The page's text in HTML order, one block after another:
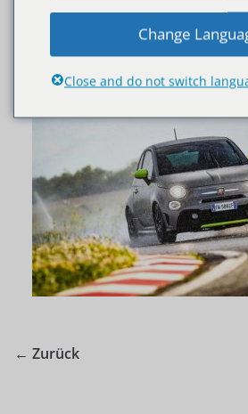
Pista_20
← Zurück
Change
Close and do not switch